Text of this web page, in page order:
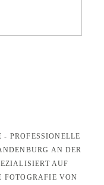
- PROFESSIONELLE
AN DER
AUF
FOTOGRAFIE VON